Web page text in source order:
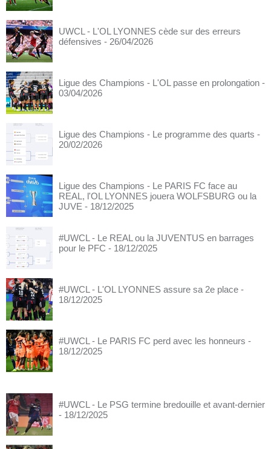
UWCL - L'OL LYONNES cède sur des erreurs
défensives - 26/04/2026
Ligue des Champions - L'OL passe en prolongation -
03/04/2026
Ligue des Champions - Le programme des quarts -
20/02/2026
Ligue des Champions - Le PARIS FC face au
REAL, l'OL LYONNES jouera WOLFSBURG ou la
JUVE - 18/12/2025
#UWCL - Le REAL ou la JUVENTUS en barrages
pour le PFC - 18/12/2025
#UWCL - L'OL LYONNES assure sa 2e place -
18/12/2025
#UWCL - Le PARIS FC perd avec les honneurs -
18/12/2025
#UWCL - Le PSG termine bredouille et avant-dernier
- 18/12/2025